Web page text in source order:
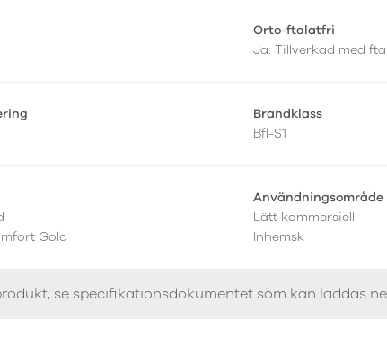
Orto-ftalatfri
Ja. Tillverkad med
Brandklass
Bfl-S1
Gold
Användningsområde
Lätt kommersiell
Inhemsk
se specifikationsdokumentet som kan laddas